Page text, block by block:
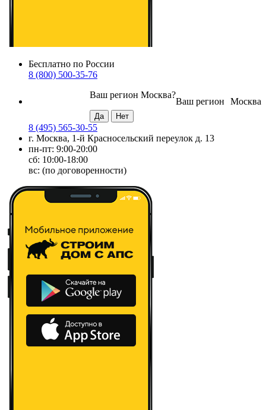
Бесплатно по России
8 (800) 500-35-76
Москва
Ваш регион
Ваш регион Москва?
8 (495) 565-30-55
г. Москва, 1-й Красносельский переулок д. 13
пн-пт: 9:00-20:00
сб: 10:00-18:00
вс: (по договоренности)